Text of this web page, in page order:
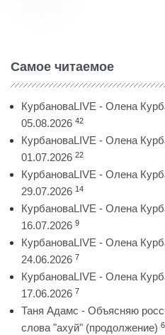
Самое читаемое
КурбановаLIVE - Олена
05.08.2026 42
КурбановаLIVE - Олена
01.07.2026 22
КурбановаLIVE - Олена
29.07.2026 14
КурбановаLIVE - Олена
16.07.2026 9
КурбановаLIVE - Олена
24.06.2026 7
КурбановаLIVE - Олена
17.06.2026 7
Таня Адамс - Объясняю
слова "ахуй" (продолжение) 6